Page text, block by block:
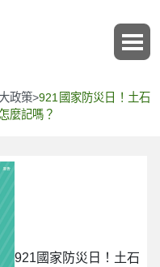
政策>921國家防災日！土石
麼記嗎？
921國家防災日！土石